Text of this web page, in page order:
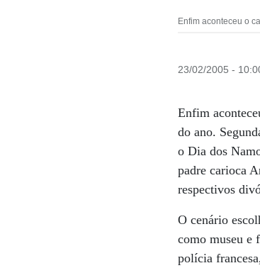
Enfim aconteceu o
23/02/2005 -
Enfim
do ano.
o Dia dos
padre carioca
respectivos
O cenário
como museu e
polícia